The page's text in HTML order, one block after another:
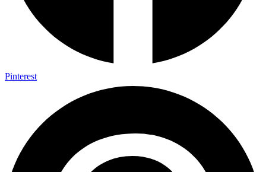
Pinterest